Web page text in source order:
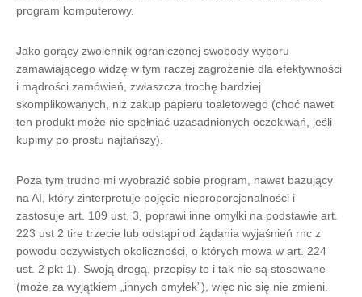
program komputerowy.
Jako gorący zwolennik ograniczonej swobody wyboru
zamawiającego widzę w tym raczej zagrożenie dla efektywności
i mądrości zamówień, zwłaszcza trochę bardziej
skomplikowanych, niż zakup papieru toaletowego (choć nawet
ten produkt może nie spełniać uzasadnionych oczekiwań, jeśli
kupimy po prostu najtańszy).
Poza tym trudno mi wyobrazić sobie program, nawet bazujący
na AI, który zinterpretuje pojęcie nieproporcjonalności i
zastosuje art. 109 ust. 3, poprawi inne omyłki na podstawie art.
223 ust 2 tire trzecie lub odstąpi od żądania wyjaśnień rnc z
powodu oczywistych okoliczności, o których mowa w art. 224
ust. 2 pkt 1). Swoją drogą, przepisy te i tak nie są stosowane
(może za wyjątkiem „innych omyłek”), więc nic się nie zmieni.